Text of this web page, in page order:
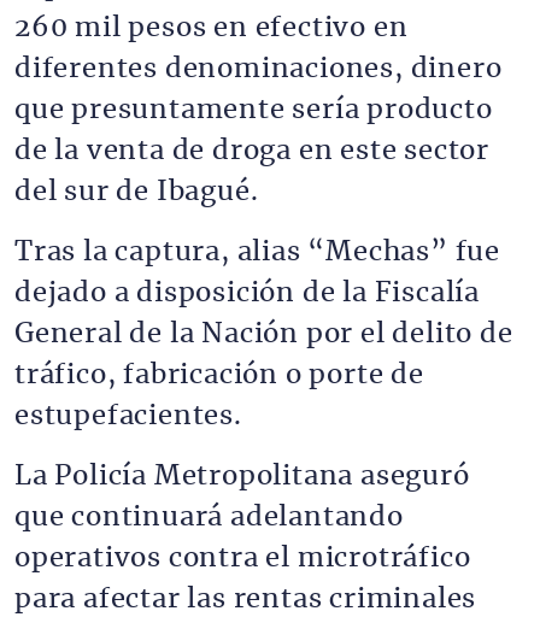
260 mil pesos en efectivo en
diferentes denominaciones, dinero
que presuntamente sería producto
de la venta de droga en este sector
del sur de Ibagué.
Tras la captura, alias “Mechas” fue
dejado a disposición de la Fiscalía
General de la Nación por el delito de
tráfico, fabricación o porte de
estupefacientes.
La Policía Metropolitana aseguró
que continuará adelantando
operativos contra el microtráfico
para afectar las rentas criminales